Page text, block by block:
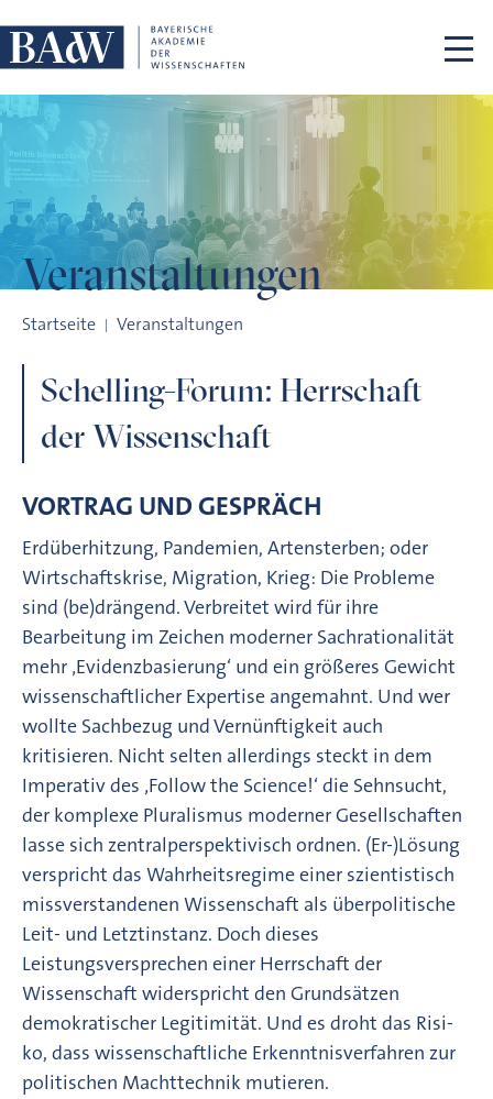
Veranstaltungen
Startseite Veranstaltungen
Schelling-Forum: Herrschaft
der Wissenschaft
VORTRAG UND GESPRÄCH
Erdüberhitzung, Pandemien, Artensterben; oder
Wirtschaftskrise, Migration, Krieg: Die Probleme
sind (be)drängend. Verbreitet wird für ihre
Bearbeitung im Zeichen moderner Sachrationalität
mehr ‚Evidenzbasierung‘ und ein größeres Gewicht
wissenschaftlicher Expertise angemahnt. Und wer
wollte Sachbezug und Vernünftigkeit auch
kritisieren. Nicht selten allerdings steckt in dem
Imperativ des ‚Follow the Science!‘ die Sehnsucht,
der komplexe Pluralismus moderner Gesellschaften
lasse sich zentralperspektivisch ordnen. (Er-)Lösung
verspricht das Wahrheitsregime einer szientistisch
missverstandenen Wissenschaft als überpolitische
Leit- und Letztinstanz. Doch dieses
Leistungsversprechen einer Herrschaft der
Wissenschaft widerspricht den Grundsätzen
demokratischer Legitimität. Und es droht das Risi-
ko, dass wissenschaftliche Erkenntnisverfahren zur
politischen Machttechnik mutieren.